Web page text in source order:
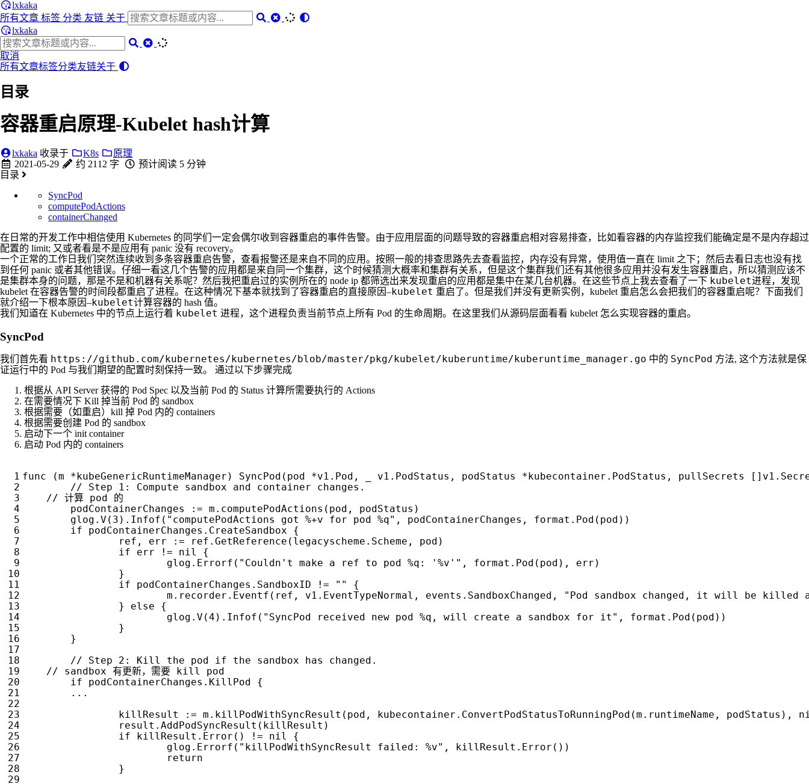
lxkaka
所有文章 标签 分类 友链 关于
lxkaka
取消
所有文章标签分类友链关于
目录
容器重启原理-Kubelet hash计算
lxkaka 收录于 K8s
原理
2021-05-29
约 2112 字
预计阅读 5 分钟
目录
SyncPod
computePodActions
containerChanged
在日常的开发工作中相信使用 Kubernetes 的同学们一定会偶尔收到容器重启的事件告警。由于应用层面的问题导致的容器重启相对容易排查，比如看容器的内存监控我们能确定是不是内存超过
配置的 limit; 又或者看是不是应用有 panic 没有 recovery。
一个正常的工作日我们突然连续收到多条容器重启告警，查看报警还是来自不同的应用。按照一般的排查思路先去查看监控，内存没有异常，使用值一直在 limit 之下；然后去看日志也没有找
到任何 panic 或者其他错误。仔细一看这几个告警的应用都是来自同一个集群，这个时候猜测大概率和集群有关系，但是这个集群我们还有其他很多应用并没有发生容器重启，所以猜测应该不
是集群本身的问题，那是不是和机器有关系呢？然后我把重启过的实例所在的 node ip 都筛选出来发现重启的应用都是集中在某几台机器。在这些节点上我去查看了一下 kubelet进程，发现
kubelet 在容器告警的时间段都重启了进程。在这种情况下基本就找到了容器重启的直接原因–kubelet 重启了。但是我们并没有更新实例，kubelet 重启怎么会把我们的容器重启呢？下面我们
就介绍一下根本原因–kubelet计算容器的 hash 值。
我们知道在 Kubernetes 中的节点上运行着 kubelet 进程，这个进程负责当前节点上所有 Pod 的生命周期。在这里我们从源码层面看看 kubelet 怎么实现容器的重启。
SyncPod
我们首先看 https://github.com/kubernetes/kubernetes/blob/master/pkg/kubelet/kuberuntime/kuberuntime_manager.go 中的 SyncPod 方法, 这个方法就是保
证运行中的 Pod 与我们期望的配置时刻保持一致。 通过以下步骤完成
根据从 API Server 获得的 Pod Spec 以及当前 Pod 的 Status 计算所需要执行的 Actions
在需要情况下 Kill 掉当前 Pod 的 sandbox
根据需要（如重启）kill 掉 Pod 内的 containers
根据需要创建 Pod 的 sandbox
启动下一个 init container
启动 Pod 内的 containers
func (m * kubeGenericRuntimeManager ) SyncPod ( pod *v1 . Pod , v1 . PodStatus , podStatus * kubecontainer . PodStatus , pullSecrets [] v1 .
podContainerChanges
:= m . computePodActions ( pod , podStatus )
glog . V ( 3 ). Infof ( "computePodActions got %+v for pod %q" , podContainerChanges , format . Pod ( pod ))
if
podContainerChanges . CreateSandbox
{
ref , err := ref . GetReference ( legacyscheme . Scheme , pod )
if
err != nil
{
glog . Errorf ( "Couldn't make a ref to pod %q: '%v'" , format . Pod ( pod ), err )
}
if
podContainerChanges . SandboxID != ""
{
m . recorder . Eventf ( ref , v1 . EventTypeNormal , events . SandboxChanged ,
"Pod sandbox changed, it will be killed
}
else
{
glog . V (4 ). Infof ( "SyncPod received new pod %q, will create a sandbox for it" , format . Pod ( pod ))
}
}
if
podContainerChanges . KillPod
{
...
killResult
:= m . killPodWithSyncResult ( pod , kubecontainer . ConvertPodStatusToRunningPod (m . runtimeName , podStatus ),
result . AddPodSyncResult ( killResult )
if
killResult . Error () != nil
{
glog . Errorf ( "killPodWithSyncResult failed: %v" , killResult . Error ())
return
}